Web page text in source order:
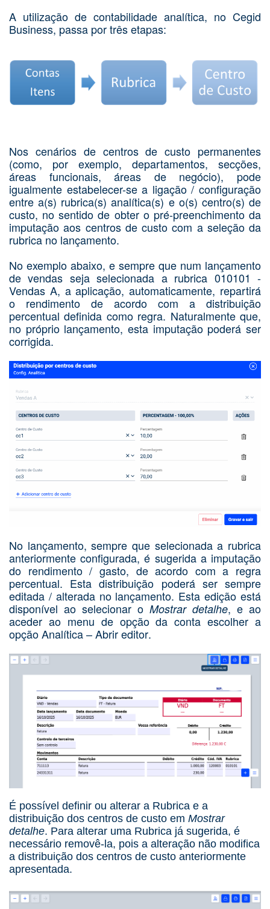
A utilização de contabilidade analítica, no Cegid
Business, passa por três etapas:
Nos cenários de centros de custo permanentes
(como, por exemplo, departamentos, secções,
áreas funcionais, áreas de negócio), pode
igualmente estabelecer-se a ligação / configuração
entre a(s) rubrica(s) analítica(s) e o(s) centro(s) de
custo, no sentido de obter o pré-preenchimento da
imputação aos centros de custo com a seleção da
rubrica no lançamento.
No exemplo abaixo, e sempre que num lançamento
de vendas seja selecionada a rubrica 010101 -
Vendas A, a aplicação, automaticamente, repartirá
o rendimento de acordo com a distribuição
percentual definida como regra. Naturalmente que,
no próprio lançamento, esta imputação poderá ser
corrigida.
No lançamento, sempre que selecionada a rubrica
anteriormente configurada, é sugerida a imputação
do rendimento / gasto, de acordo com a regra
percentual. Esta distribuição poderá ser sempre
editada / alterada no lançamento. Esta edição está
disponível ao selecionar o Mostrar detalhe, e ao
aceder ao menu de opção da conta escolher a
opção Analítica – Abrir editor.
É possível definir ou alterar a Rubrica e a
distribuição dos centros de custo em Mostrar
detalhe. Para alterar uma Rubrica já sugerida, é
necessário removê-la, pois a alteração não modifica
a distribuição dos centros de custo anteriormente
apresentada.